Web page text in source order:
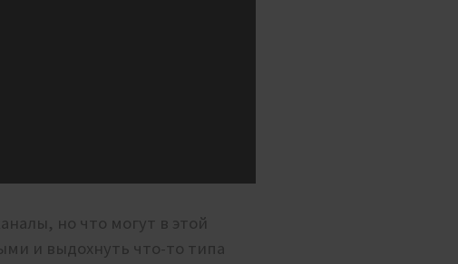
но что могут в этой
и выдохнуть что-то типа